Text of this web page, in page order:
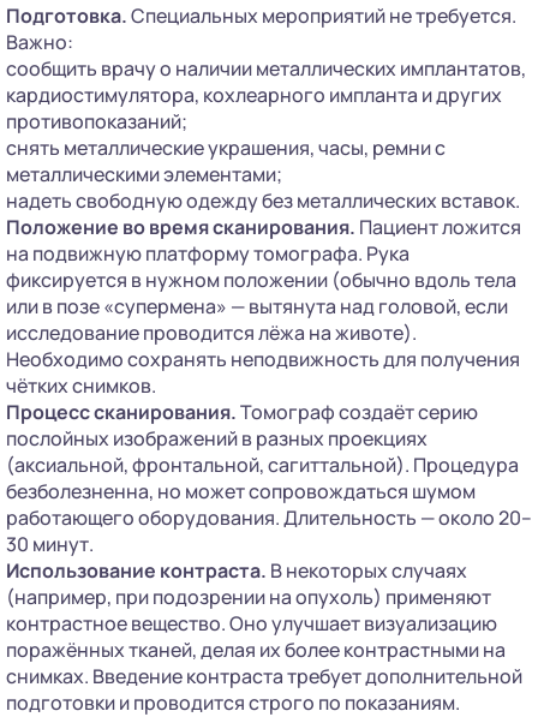
Подготовка.Специальных мероприятий не требуется.
Важно:
сообщить врачу о наличии металлических имплантатов,
кардиостимулятора, кохлеарного импланта и других
противопоказаний;
снять металлические украшения, часы, ремни с
металлическими элементами;
надеть свободную одежду без металлических вставок.
Положение во время сканирования. Пациент ложится
на подвижную платформу томографа. Рука
фиксируется в нужном положении (обычно вдоль тела
или в позе «супермена» — вытянута над головой, если
исследование проводится лёжа на животе).
Необходимо сохранять неподвижность для получения
чётких снимков.
Процесс сканирования.Томограф создаёт серию
послойных изображений в разных проекциях
(аксиальной, фронтальной, сагиттальной). Процедура
безболезненна, но может сопровождаться шумом
работающего оборудования. Длительность — около 20–
30 минут.
Использование контраста. В некоторых случаях
(например, при подозрении на опухоль) применяют
контрастное вещество. Оно улучшает визуализацию
поражённых тканей, делая их более контрастными на
снимках. Введение контраста требует дополнительной
подготовки и проводится строго по показаниям.